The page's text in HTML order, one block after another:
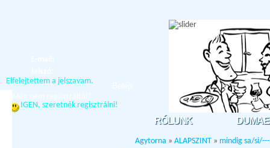
Elfelejtettem a jelszavam.
IGEN, szeretnék regisztrálni!
RÓLUNK
Agytorna » ALAPSZINT » mindig sa/si/---